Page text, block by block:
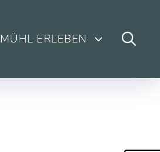
ERLEBEN